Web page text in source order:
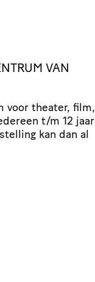
VAN
voor theater, film,
t/​m 12 jaar
kan dan al